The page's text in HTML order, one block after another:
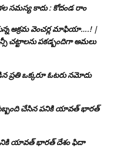
సమస్య కాదు : కోదండ రాం
అక్రమ వెంచర్ల మాఫియా….! |
చట్టాలను పకడ్బందిగా అమలు
ప్రతి ఒక్కరూ ఓటరు నమోదు
చేసిన పనికి యావత్ భారత్
యావత్ భారత్ దేశం ఫిదా